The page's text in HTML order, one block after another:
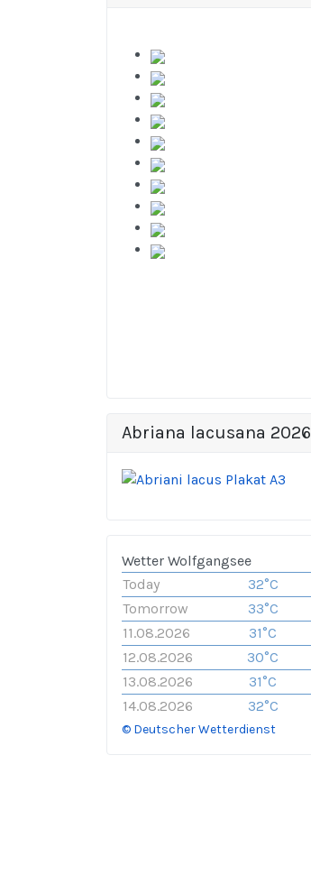
Abriana lacusana 2026
Wetter Wolfgangsee
Today
32°C
Tomorrow
33°C
11.08.2026
31°C
12.08.2026
30°C
13.08.2026
31°C
14.08.2026
32°C
© Deutscher Wetterdienst